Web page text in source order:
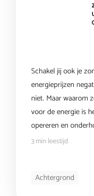
Schakel jij ook je
energieprijzen
niet. Maar waarom
voor de energie is
opereren en
3 min leestijd
Achtergrond